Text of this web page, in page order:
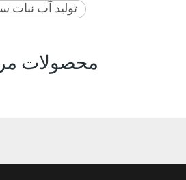
تولید آب
محصولات